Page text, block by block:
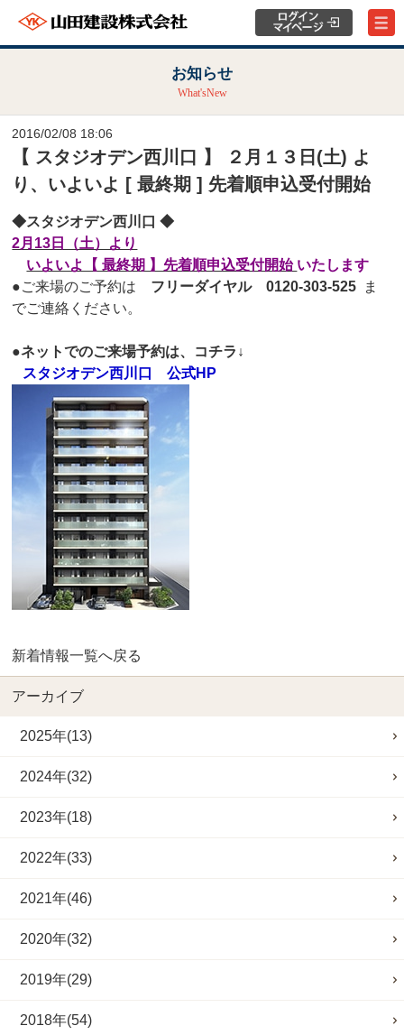
お知らせ
What'sNew
2016/02/08 18:06
【 スタジオデン西川口 】 ２月１３日(土) よ
り、いよいよ [ 最終期 ] 先着順申込受付開始
◆スタジオデン西川口◆
2月13日（土）より
いよいよ【 最終期 】先着順申込受付開始 いたします
●ご来場のご予約は フリーダイヤル 0120-303-525 ま
でご連絡ください。
●ネットでのご来場予約は、コチラ↓
スタジオデン西川口 公式HP
新着情報一覧へ戻る
アーカイブ
2025年(13)
2024年(32)
2023年(18)
2022年(33)
2021年(46)
2020年(32)
2019年(29)
2018年(54)